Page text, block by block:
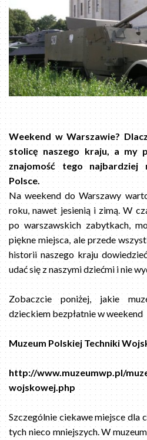
Weekend w Warszawie?
stolicę naszego kraju, a my
znajomość tego
Polsce.
Na weekend do Warszawy
roku, nawet jesienią i zimą. W
po warszawskich zabytkach,
piękne miejsca, ale przede
historii naszego kraju
udać się z naszymi dziećmi i nie
Zobaczcie poniżej, jakie
dzieckiem bezpłatnie w weekend
Muzeum Polskiej Techniki
http://www.muzeumwp.pl/
wojskowej.php
Szczególnie ciekawe miejsce dla
tych nieco mniejszych. W